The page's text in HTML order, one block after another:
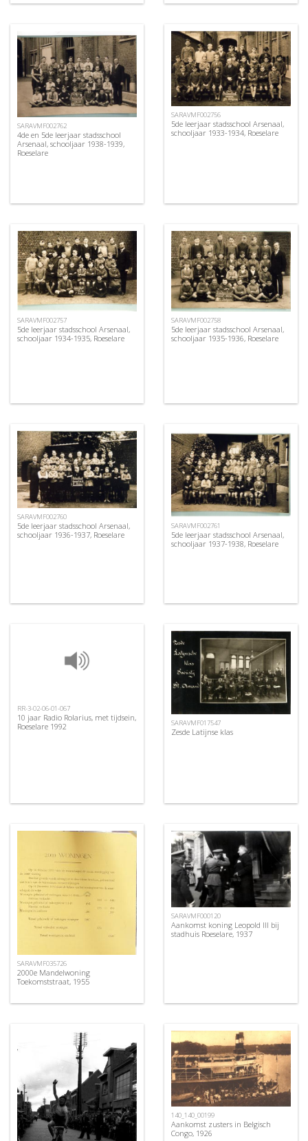
SARAVMF002762
4de en 5de leerjaar stadsschool
Arsenaal, schooljaar 1938-1939,
Roeselare
SARAVMF002756
5de leerjaar stadsschool Arsenaal,
schooljaar 1933-1934, Roeselare
SARAVMF002757
5de leerjaar stadsschool Arsenaal,
schooljaar 1934-1935, Roeselare
SARAVMF002758
5de leerjaar stadsschool Arsenaal,
schooljaar 1935-1936, Roeselare
SARAVMF002760
5de leerjaar stadsschool Arsenaal,
schooljaar 1936-1937, Roeselare
SARAVMF002761
5de leerjaar stadsschool Arsenaal,
schooljaar 1937-1938, Roeselare
RR-3-02-06-01-067
10 jaar Radio Rolarius, met tijdsein,
Roeselare 1992
SARAVMF017547
Zesde Latijnse klas
SARAVMF035726
2000e Mandelwoning
Toekomststraat, 1955
SARAVMF000120
Aankomst koning Leopold III bij
stadhuis Roeselare, 1937
140_140_00199
Aankomst zusters in Belgisch
Congo, 1926